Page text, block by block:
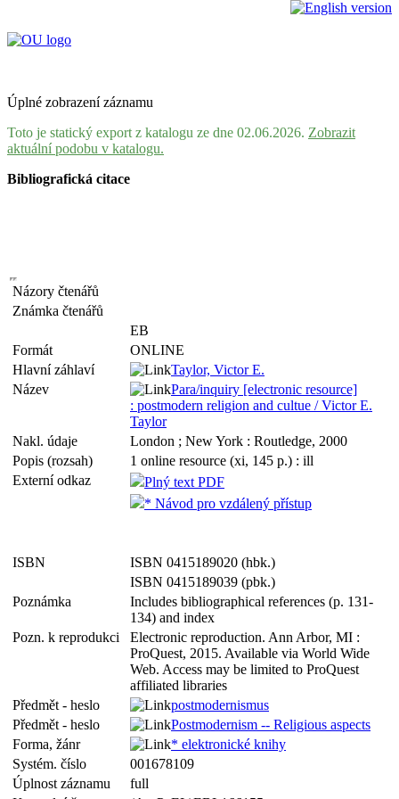
Úplné zobrazení záznamu
Toto je statický export z katalogu ze dne 02.06.2026. Zobrazit
aktuální podobu v katalogu.
Bibliografická citace
Názory čtenářů
Známka čtenářů
EB
Formát
ONLINE
Hlavní záhlaví
Taylor, Victor E.
Název
Para/inquiry [electronic resource]
: postmodern religion and cultue / Victor E.
Taylor
Nakl. údaje
London ; New York : Routledge, 2000
Popis (rozsah)
1 online resource (xi, 145 p.) : ill
Externí odkaz
Plný text PDF
* Návod pro vzdálený přístup
ISBN
ISBN 0415189020 (hbk.)
ISBN 0415189039 (pbk.)
Poznámka
Includes bibliographical references (p. 131-
134) and index
Pozn. k reprodukci
Electronic reproduction. Ann Arbor, MI :
ProQuest, 2015. Available via World Wide
Web. Access may be limited to ProQuest
affiliated libraries
Předmět - heslo
postmodernismus
Předmět - heslo
Postmodernism -- Religious aspects
Forma, žánr
* elektronické knihy
Systém. číslo
001678109
Úplnost záznamu
full